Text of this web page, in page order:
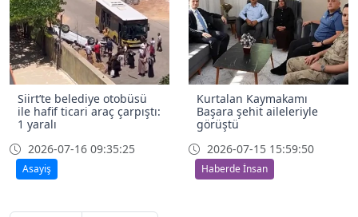
Siirt’te belediye otobüsü
ile hafif ticari araç çarpıştı:
1 yaralı
2026-07-16 09:35:25
Asayiş
Kurtalan Kaymakamı
Başara şehit aileleriyle
görüştü
2026-07-15 15:59:50
Haberde İnsan